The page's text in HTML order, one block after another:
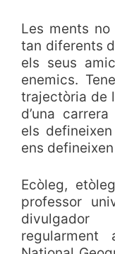
Les ments
tan diferents
els seus
enemics.
trajectòria de
d’una
els
ens
Ecòleg,
professor